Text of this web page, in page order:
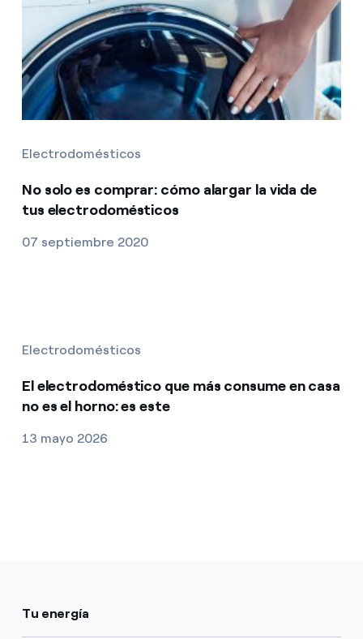
Electrodomésticos
No solo es comprar: cómo alargar la vida de
tus electrodomésticos
07 septiembre 2020
Electrodomésticos
El electrodoméstico que más consume en casa
no es el horno: es este
13 mayo 2026
Tu energía